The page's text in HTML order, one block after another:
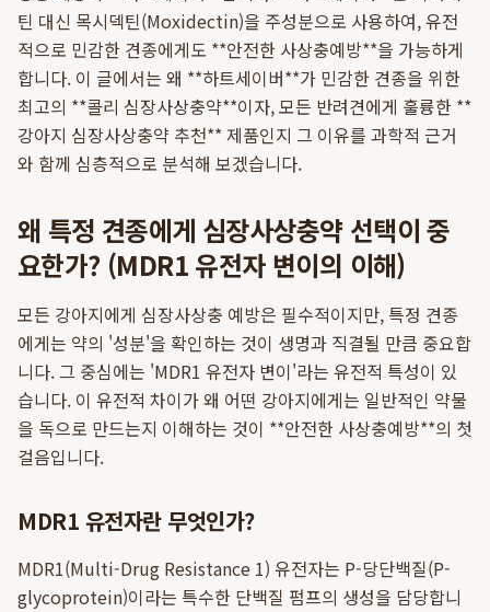
틴 대신 목시덱틴(Moxidectin)을 주성분으로 사용하여, 유전
적으로 민감한 견종에게도 **안전한 사상충예방**을 가능하게
합니다. 이 글에서는 왜 **하트세이버**가 민감한 견종을 위한
최고의 **콜리 심장사상충약**이자, 모든 반려견에게 훌륭한 **
강아지 심장사상충약 추천** 제품인지 그 이유를 과학적 근거
와 함께 심층적으로 분석해 보겠습니다.
왜 특정 견종에게 심장사상충약 선택이 중
요한가? (MDR1 유전자 변이의 이해)
모든 강아지에게 심장사상충 예방은 필수적이지만, 특정 견종
에게는 약의 '성분'을 확인하는 것이 생명과 직결될 만큼 중요합
니다. 그 중심에는 'MDR1 유전자 변이'라는 유전적 특성이 있
습니다. 이 유전적 차이가 왜 어떤 강아지에게는 일반적인 약물
을 독으로 만드는지 이해하는 것이 **안전한 사상충예방**의 첫
걸음입니다.
MDR1 유전자란 무엇인가?
MDR1(Multi-Drug Resistance 1) 유전자는 P-당단백질(P-
glycoprotein)이라는 특수한 단백질 펌프의 생성을 담당합니